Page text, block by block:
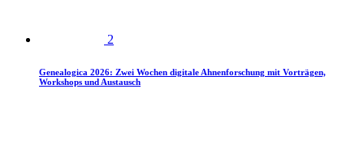
2
Genealogica 2026: Zwei Wochen digitale Ahnenforschung mit Vorträgen,
Workshops und Austausch